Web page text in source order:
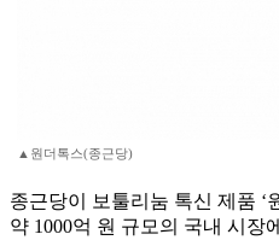
▲원더톡스(종근당)
종근당이 보툴리눔 톡신 제품 ‘
약 1000억 원 규모의 국내 시장